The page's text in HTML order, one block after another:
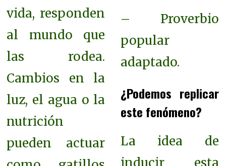
vida, responden
al mundo que
las rodea.
Cambios en la
luz, el agua o la
nutrición
pueden actuar
– Proverbio
popular
adaptado.
¿Podemos replicar
este fenómeno?
La idea de
inducir esta